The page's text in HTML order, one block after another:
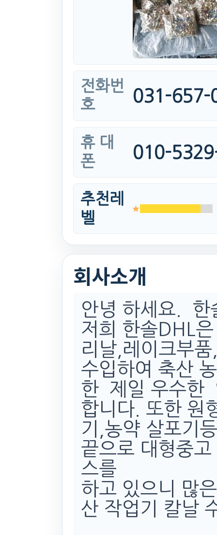
전화번
호
031-657-
휴 대
폰
010-
추천레
벨
회사소개
안녕 하세요. 한
저희 한솔DHL
리날,레이크부
수입하여 축산
한 제일 우수한
합니다. 또한 원
기,농약 살포기
끝으로 대형중
스를
하고 있으니 많
산 작업기 칼날